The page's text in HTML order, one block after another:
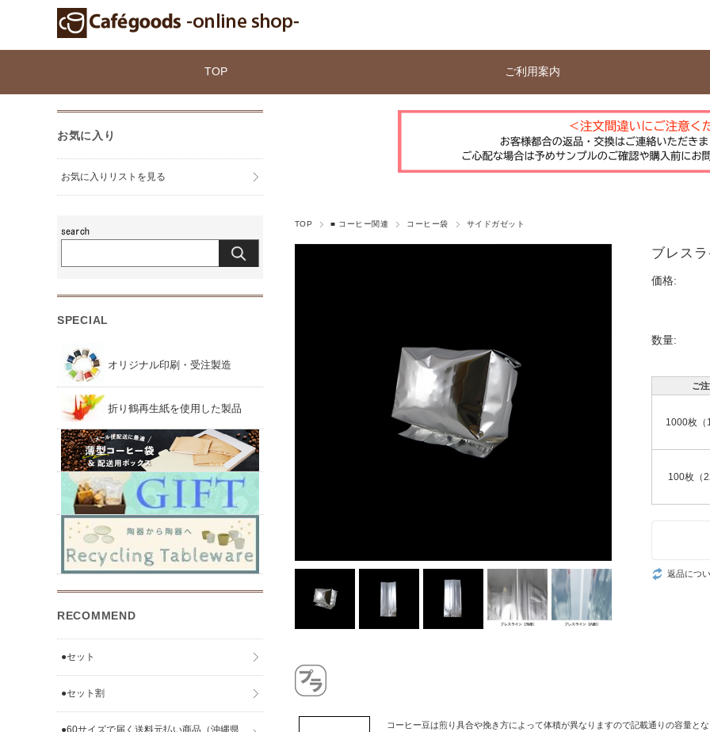
TOP ご利用案内
TOP ■ コーヒー関連 コーヒー袋 サイドガゼット
ブレス
価格:
数量:
ご
1000枚（
100枚（
返品につ
コーヒー豆は煎り具合や挽き方によって体積が異なりますので記載通りの容量とな
お気に入り
お気に入りリストを見る
SPECIAL
オリジナル印刷・受注製造
折り鶴再生紙を使用した製品
RECOMMEND
●セット
●セット割
●60サイズで届く送料元払い商品（沖縄県